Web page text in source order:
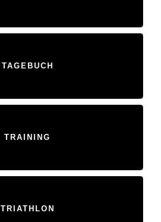
TAGEBUCH
TRAINING
TRIATHLON